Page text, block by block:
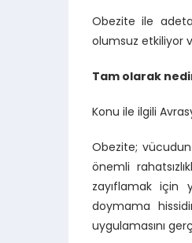
Obezite ile
olumsuz etkiliyor
Tam olarak
Konu ile ilgili
Obezite;
önemli
zayıflamak için
doymama
uygulamasını